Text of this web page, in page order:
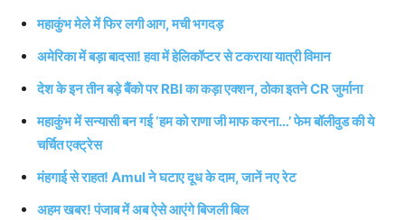
महाकुंभ मेले में फिर लगी आग, मची भगदड़
अमेरिका में बड़ा बादसा! हवा में हेलिकॉप्टर से टकराया यात्री विमान
देश के इन तीन बड़े बैंको पर RBI का कड़ा एक्शन, ठोका इतने CR जुर्माना
महाकुंभ में सन्यासी बन गई ‘हम को राणा जी माफ करना…’ फेम बॉलीवुड की ये
चर्चित एक्ट्रेस
मंहगाई से राहत! Amul ने घटाए दूध के दाम, जानें नए रेट
अहम खबर! पंजाब में अब ऐसे आएंगे बिजली बिल